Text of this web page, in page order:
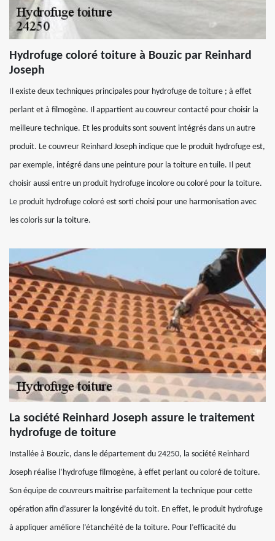
Hydrofuge coloré toiture à Bouzic par Reinhard
Joseph
Il existe deux techniques principales pour hydrofuge de toiture ; à effet
perlant et à filmogène. Il appartient au couvreur contacté pour choisir la
meilleure technique. Et les produits sont souvent intégrés dans un autre
produit. Le couvreur Reinhard Joseph indique que le produit hydrofuge est,
par exemple, intégré dans une peinture pour la toiture en tuile. Il peut
choisir aussi entre un produit hydrofuge incolore ou coloré pour la toiture.
Le produit hydrofuge coloré est sorti choisi pour une harmonisation avec
les coloris sur la toiture.
La société Reinhard Joseph assure le traitement
hydrofuge de toiture
Installée à Bouzic, dans le département du 24250, la société Reinhard
Joseph réalise l’hydrofuge filmogène, à effet perlant ou coloré de toiture.
Son équipe de couvreurs maitrise parfaitement la technique pour cette
opération afin d’assurer la longévité du toit. En effet, le produit hydrofuge
à appliquer améliore l’étanchéité de la toiture. Pour l’efficacité du